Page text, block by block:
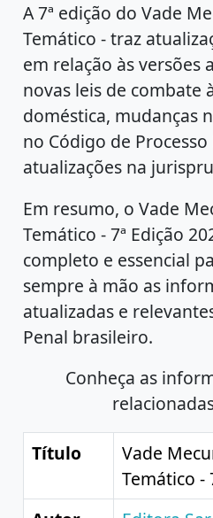
A 7ª edição do Vade
Temático - traz
em relação às versões
novas leis de combate
doméstica, mudanças
no Código de
atualizações na
Em resumo, o Vade
Temático - 7ª Edição
completo e essencial
sempre à mão as
atualizadas e
Penal brasileiro.
Conheça as
Título
Vade
Temático -